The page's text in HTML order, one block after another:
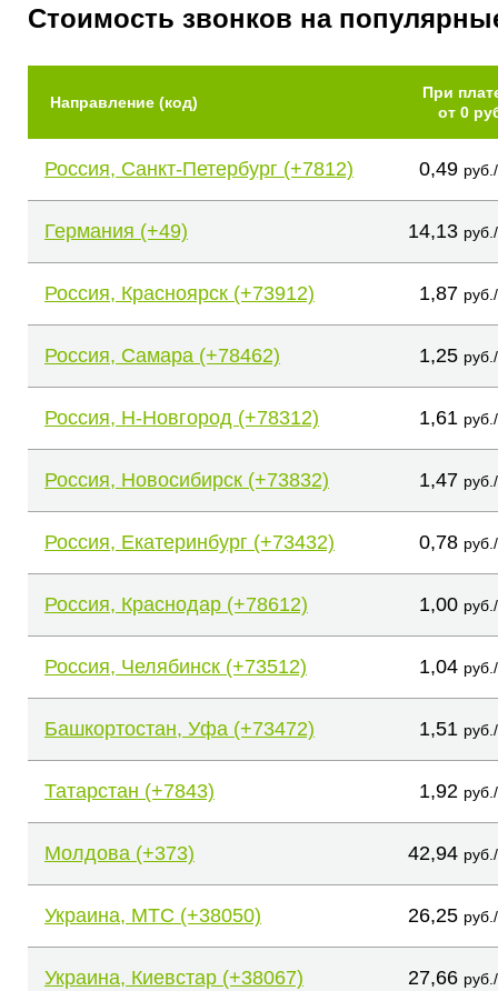
Стоимость звонков на
Направление (код)
При
от 0
Россия, Санкт-Петербург (+7812) 0,49
Германия (+49) 14,13
Россия, Красноярск (+73912) 1,87
Россия, Самара (+78462) 1,25
Россия, Н-Новгород (+78312) 1,61
Россия, Новосибирск (+73832) 1,47
Россия, Екатеринбург (+73432) 0,78
Россия, Краснодар (+78612) 1,00
Россия, Челябинск (+73512) 1,04
Башкортостан, Уфа (+73472) 1,51
Татарстан (+7843) 1,92
Молдова (+373) 42,94
Украина, МТС (+38050) 26,25
Украина, Киевстар (+38067) 27,66